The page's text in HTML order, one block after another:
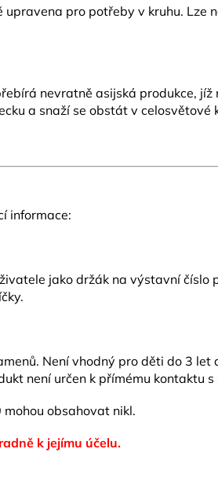
upravena pro potřeby v kruhu. Lze
nevratně asijská produkce, jíž
a snaží se obstát v celosvětové
informace:
jako držák na výstavní číslo
Není vhodný pro děti do 3 let
není určen k přímému kontaktu s
obsahovat nikl.
k jejímu účelu.